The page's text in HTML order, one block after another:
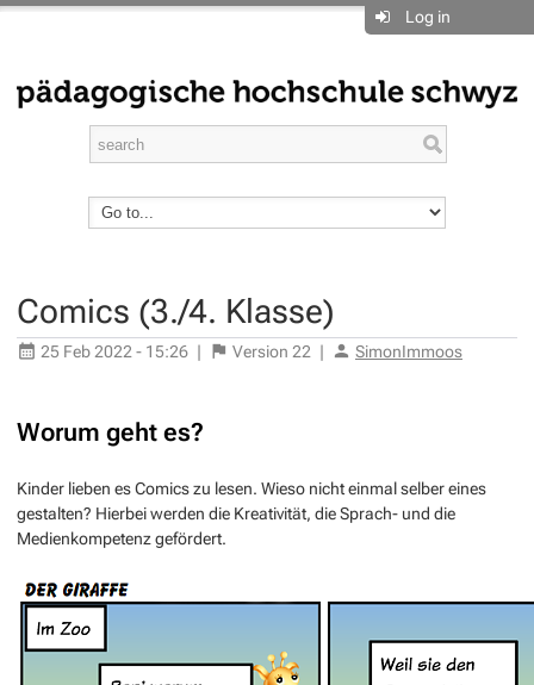
Log in
Comics (3./4. Klasse)
25 Feb 2022 - 15:26 | Version 22 | SimonImmoos
Worum geht es?
Kinder lieben es Comics zu lesen. Wieso nicht einmal selber eines
gestalten? Hierbei werden die Kreativität, die Sprach- und die
Medienkompetenz gefördert.